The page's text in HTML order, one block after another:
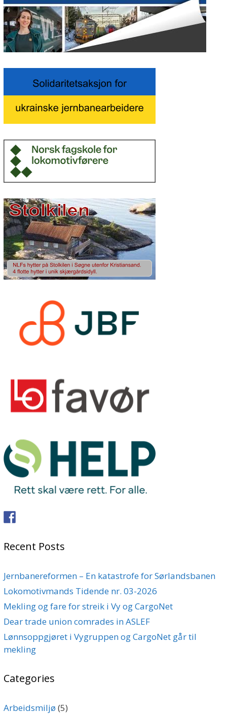
Recent Posts
Jernbanereformen – En katastrofe for Sørlandsbanen
Lokomotivmands Tidende nr. 03-2026
Mekling og fare for streik i Vy og CargoNet
Dear trade union comrades in ASLEF
Lønnsoppgjøret i Vygruppen og CargoNet går til
mekling
Categories
Arbeidsmiljø (5)